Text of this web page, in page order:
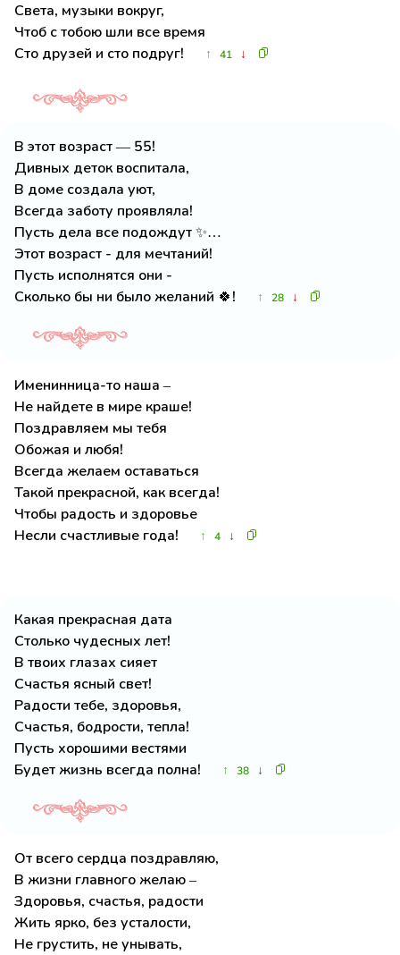
Света, музыки вокруг,
Чтоб с тобою шли все время
Сто друзей и сто подруг!
↑ 41 ↓
В этот возраст — 55!
Дивных деток воспитала,
В доме создала уют,
Всегда заботу проявляла!
Пусть дела все подождут ✨…
Этот возраст - для мечтаний!
Пусть исполнятся они -
Сколько бы ни было желаний 🍀!
↑ 28 ↓
Именинница-то наша –
Не найдете в мире краше!
Поздравляем мы тебя
Обожая и любя!
Всегда желаем оставаться
Такой прекрасной, как всегда!
Чтобы радость и здоровье
Несли счастливые года!
↑ 4 ↓
Какая прекрасная дата
Столько чудесных лет!
В твоих глазах сияет
Счастья ясный свет!
Радости тебе, здоровья,
Счастья, бодрости, тепла!
Пусть хорошими вестями
Будет жизнь всегда полна!
↑ 38 ↓
От всего сердца поздравляю,
В жизни главного желаю –
Здоровья, счастья, радости
Жить ярко, без усталости,
Не грустить, не унывать,